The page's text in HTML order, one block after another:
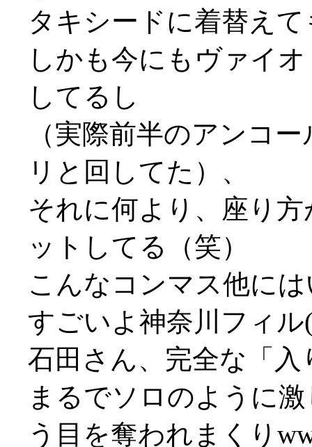
タキシードに着替え
しかも今にもヴァイ
してるし
（実際前半のアンコ
リと回してた）、
それに何より、座り
ットしてる（笑）
こんなコンマス他に
すごいよ神奈川フィル
石田さん、完全な「
まるでソロのように
う目を奪われまくり